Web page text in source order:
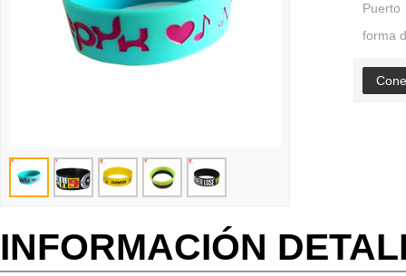
Puerto
forma
INFORMACIÓN